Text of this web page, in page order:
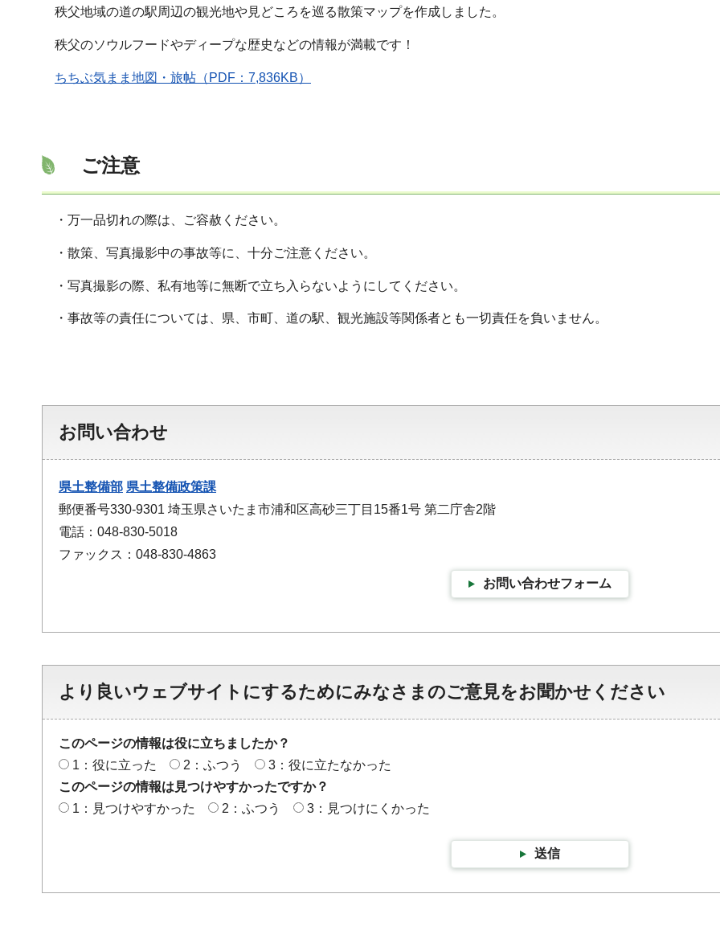
秩父地域の道の駅周辺の観光地や見どころを巡る散策マップを作成しました。
秩父のソウルフードやディープな歴史などの情報が満載です！
ちちぶ気まま地図・旅帖（PDF：7,836KB）
ご注意
・万一品切れの際は、ご容赦ください。
・散策、写真撮影中の事故等に、十分ご注意ください。
・写真撮影の際、私有地等に無断で立ち入らないようにしてください。
・事故等の責任については、県、市町、道の駅、観光施設等関係者とも一切責任を負いません。
お問い合わせ
県土整備部 県土整備政策課
郵便番号330-9301 埼玉県さいたま市浦和区高砂三丁目15番1号 第二庁舎2階
電話：048-830-5018
ファックス：048-830-4863
お問い合わせフォーム
より良いウェブサイトにするためにみなさまのご意見をお聞かせください
このページの情報は役に立ちましたか？
1：役に立った
2：ふつう
3：役に立たなかった
このページの情報は見つけやすかったですか？
1：見つけやすかった
2：ふつう 3：見つけにくかった
送信